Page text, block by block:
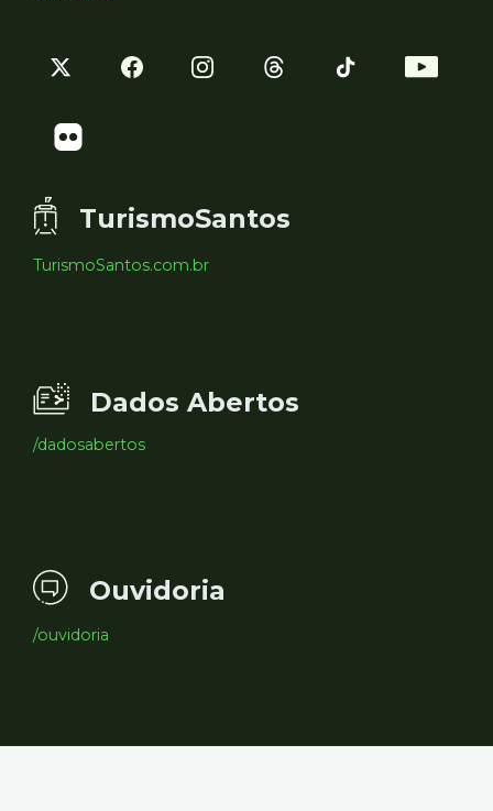
TurismoSantos
TurismoSantos.com.br
Dados Abertos
/dadosabertos
Ouvidoria
/ouvidoria